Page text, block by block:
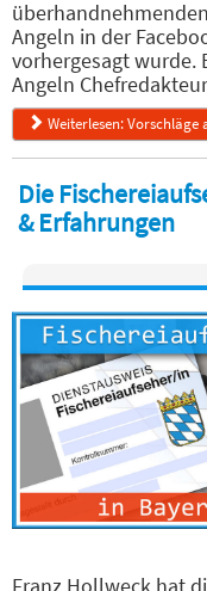
Angeln in der
vorhergesagt wurde.
Angeln
Weiterlesen: Vorschläge
Die
& Erfahrungen
Franz Hollweck hat